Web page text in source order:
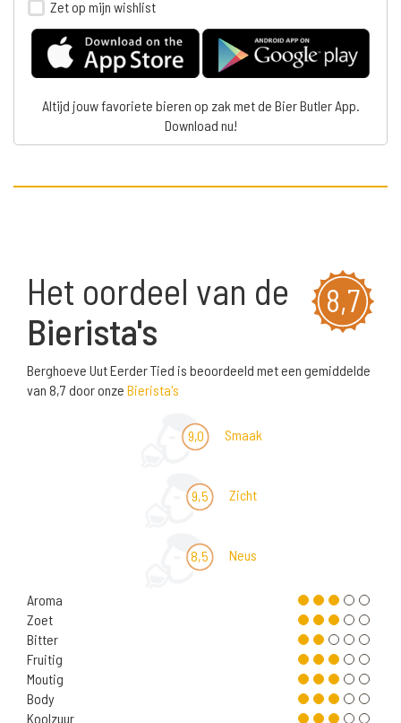
Zet op mijn wishlist
Altijd jouw favoriete bieren op zak met de Bier Butler App.
Download nu!
8,7
Het oordeel van de
Bierista's
Berghoeve Uut Eerder Tied is beoordeeld met een gemiddelde
van 8,7 door onze Bierista's
9,0 Smaak
9,5 Zicht
8,5 Neus
Aroma
Zoet
Bitter
Fruitig
Moutig
Body
Koolzuur